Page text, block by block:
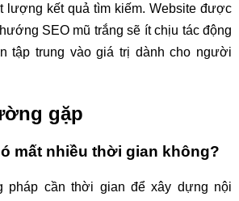
lượng kết quả tìm kiếm. Website được
SEO mũ trắng sẽ ít chịu tác động
tập trung vào giá trị dành cho người
gặp
mất nhiều thời gian không?
pháp cần thời gian để xây dựng nội